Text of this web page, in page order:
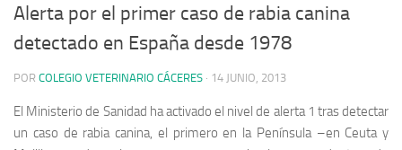
Alerta por el primer caso de rabia canina
detectado en España desde 1978
POR COLEGIO VETERINARIO CÁCERES · 14 JUNIO, 2013
El Ministerio de Sanidad ha activado el nivel de alerta 1 tras detectar
un caso de rabia canina, el primero en la Península –en Ceuta y